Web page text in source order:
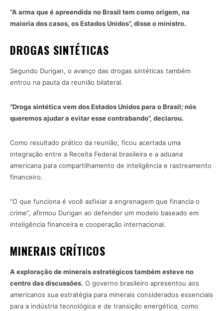
“A arma que é apreendida no Brasil tem como origem, na
maioria dos casos, os Estados Unidos”, disse o ministro.
DROGAS SINTÉTICAS
Segundo Durigan, o avanço das drogas sintéticas também
entrou na pauta da reunião bilateral.
“Droga sintética vem dos Estados Unidos para o Brasil; nós
queremos ajudar a evitar esse contrabando”, declarou.
Como resultado prático da reunião, ficou acertada uma
integração entre a Receita Federal brasileira e a aduana
americana para compartilhamento de inteligência e rastreamento
financeiro.
“O que funciona é você asfixiar a engrenagem que financia o
crime”, afirmou Durigan ao defender um modelo baseado em
inteligência financeira e cooperação internacional.
MINERAIS CRÍTICOS
A exploração de minerais estratégicos também esteve no
centro das discussões. O governo brasileiro apresentou aos
americanos sua estratégia para minerais considerados essenciais
para a indústria tecnológica e de transição energética, como